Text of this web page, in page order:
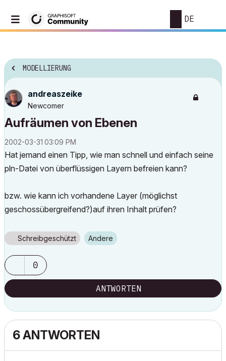
DE
MODELLIERUNG
andreaszeike
Newcomer
Aufräumen von Ebenen
‎2002-03-31 03:09 PM
Hat jemand einen Tipp, wie man schnell und einfach seine
pln-Datei von überflüssigen Layern befreien kann?
bzw. wie kann ich vorhandene Layer (möglichst
geschossübergreifend?)auf ihren Inhalt prüfen?
Schreibgeschützt Andere
0
ANTWORTEN
6 ANTWORTEN